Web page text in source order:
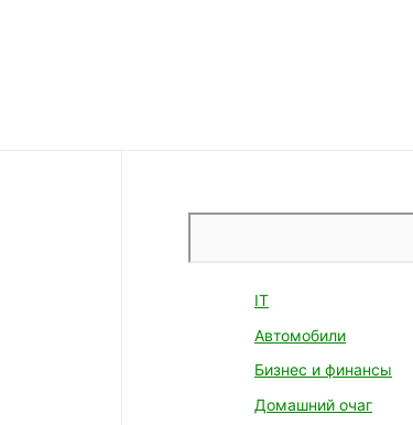
IT
Автомобили
Бизнес и финансы
Домашний очаг